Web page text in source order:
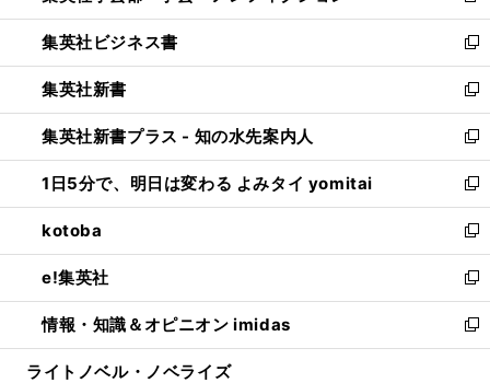
開
く
ウ
で
開
く
ン
ド
ウ
で
開
く
し
い
ウ
ィ
ン
ド
ウ
で
開
く
集英社ビジネス書
新
し
い
ウ
ィ
ン
ド
ウ
で
開
く
集英社新書
新
し
い
ウ
ィ
ン
ド
ウ
で
開
く
集英社新書プラス - 知の水先案内人
新
し
い
ウ
ィ
ン
ド
ウ
で
開
1日5分で、明日は変わる よみタイ yomitai
新
し
い
ウ
ィ
ン
ド
ウ
kotoba
新
し
い
ウ
ィ
ン
e!集英社
新
し
い
ウ
情報・知識＆オピニオン imidas
新
し
ライトノベル・ノベライズ